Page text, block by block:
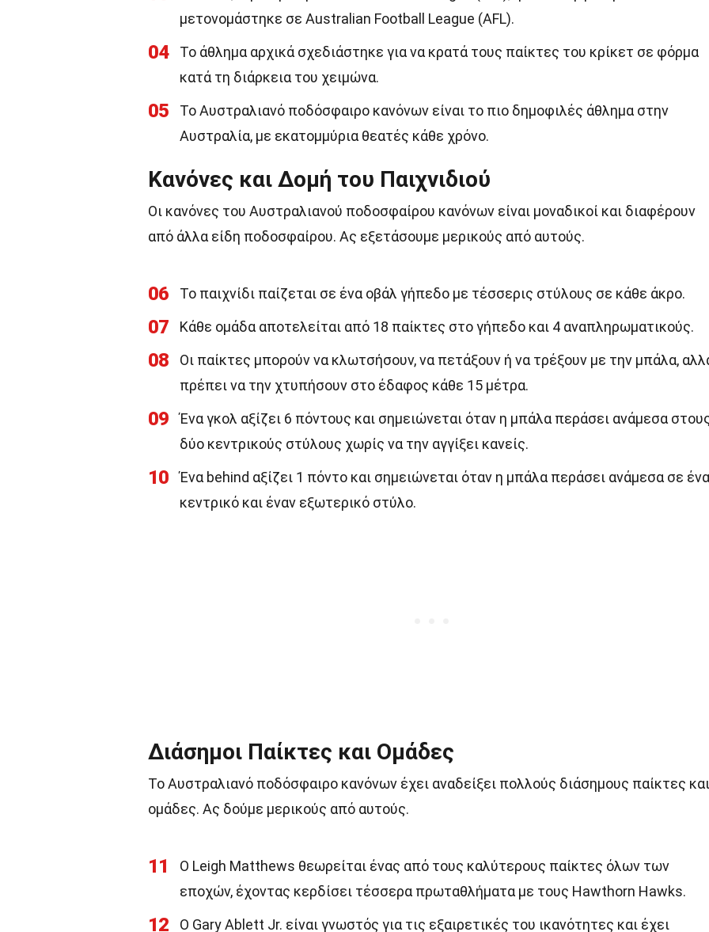
μετονομάστηκε σε Australian Football League (AFL).
04
Το άθλημα αρχικά σχεδιάστηκε για να κρατά τους παίκτες του κρίκετ σε φόρμα
κατά τη διάρκεια του χειμώνα.
05
Το Αυστραλιανό ποδόσφαιρο κανόνων είναι το πιο δημοφιλές άθλημα στην
Αυστραλία, με εκατομμύρια θεατές κάθε χρόνο.
Κανόνες και Δομή του Παιχνιδιού
Οι κανόνες του Αυστραλιανού ποδοσφαίρου κανόνων είναι μοναδικοί και διαφέρουν
από άλλα είδη ποδοσφαίρου. Ας εξετάσουμε μερικούς από αυτούς.
06 Το παιχνίδι παίζεται σε ένα οβάλ γήπεδο με τέσσερις στύλους σε κάθε άκρο.
07 Κάθε ομάδα αποτελείται από 18 παίκτες στο γήπεδο και 4 αναπληρωματικούς.
08
Οι παίκτες μπορούν να κλωτσήσουν, να πετάξουν ή να τρέξουν με την μπάλα,
πρέπει να την χτυπήσουν στο έδαφος κάθε 15 μέτρα.
09
Ένα γκολ αξίζει 6 πόντους και σημειώνεται όταν η μπάλα περάσει ανάμεσα
δύο κεντρικούς στύλους χωρίς να την αγγίξει κανείς.
10
Ένα behind αξίζει 1 πόντο και σημειώνεται όταν η μπάλα περάσει ανάμεσα σε
κεντρικό και έναν εξωτερικό στύλο.
Διάσημοι Παίκτες και Ομάδες
Το Αυστραλιανό ποδόσφαιρο κανόνων έχει αναδείξει πολλούς διάσημους παίκτες και
ομάδες. Ας δούμε μερικούς από αυτούς.
11
Ο Leigh Matthews θεωρείται ένας από τους καλύτερους παίκτες όλων των
εποχών, έχοντας κερδίσει τέσσερα πρωταθλήματα με τους Hawthorn Hawks.
12
Ο Gary Ablett Jr. είναι γνωστός για τις εξαιρετικές του ικανότητες και έχει